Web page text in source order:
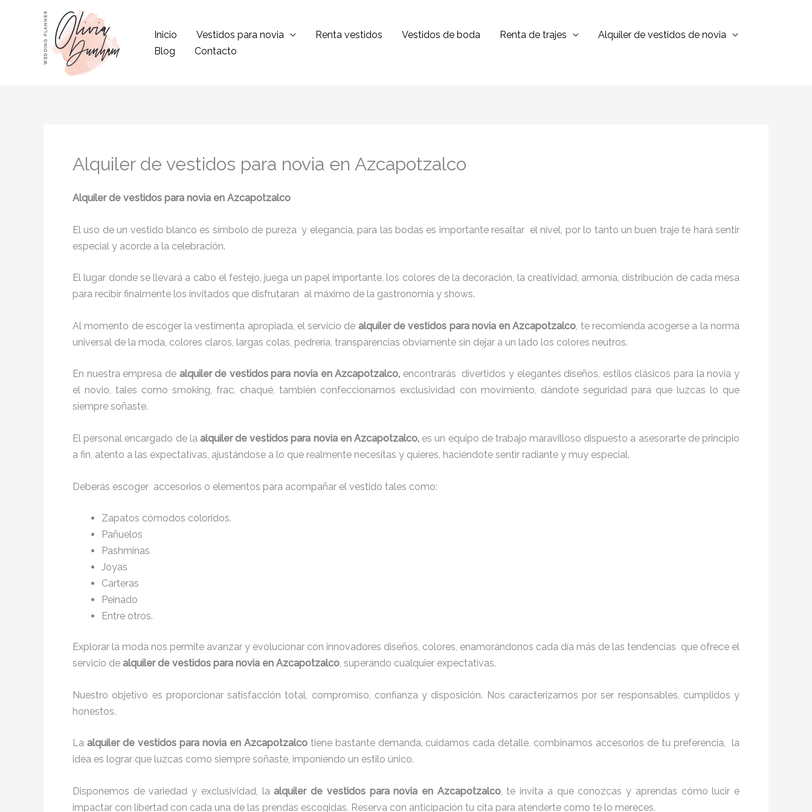
contenido
Inicio Vestidos para novia Renta vestidos Vestidos de boda Renta de trajes
Alquiler de vestidos de novia
Blog
Contacto
Alquiler de vestidos para novia en Azcapotzalco
Alquiler de vestidos para novia en Azcapotzalco
El uso de un vestido blanco es símbolo de pureza y elegancia, para las bodas es importante resaltar el nivel, por lo tanto un buen traje te hará sentir
especial y acorde a la celebración.
El lugar donde se llevará a cabo el festejo, juega un papel importante, los colores de la decoración, la creatividad, armonía, distribución de cada mesa
para recibir finalmente los invitados que disfrutaran al máximo de la gastronomía y shows.
Al momento de escoger la vestimenta apropiada, el servicio de alquiler de vestidos para novia en Azcapotzalco , te recomienda acogerse a la norma
universal de la moda, colores claros, largas colas, pedrería, transparencias obviamente sin dejar a un lado los colores neutros.
En nuestra empresa de alquiler de vestidos para novia en Azcapotzalco, encontrarás divertidos y elegantes diseños, estilos clásicos para la novia y
el novio, tales como smoking, frac, chaqué, también confeccionamos exclusividad con movimiento, dándote seguridad para que luzcas lo que
siempre soñaste.
El personal encargado de la alquiler de vestidos para novia en Azcapotzalco, es un equipo de trabajo maravilloso dispuesto a asesorarte de principio
a fin, atento a las expectativas, ajustándose a lo que realmente necesitas y quieres, haciéndote sentir radiante y muy especial.
Deberás escoger accesorios o elementos para acompañar el vestido tales como:
Zapatos cómodos coloridos.
Pañuelos
Pashminas
Joyas
Carteras
Peinado
Entre otros.
Explorar la moda nos permite avanzar y evolucionar con innovadores diseños, colores, enamorándonos cada día más de las tendencias que ofrece el
servicio de alquiler de vestidos para novia en Azcapotzalco, superando cualquier expectativas.
Nuestro objetivo es proporcionar satisfacción total, compromiso, confianza y disposición. Nos caracterizamos por ser responsables, cumplidos y
honestos.
La alquiler de vestidos para novia en Azcapotzalco tiene bastante demanda, cuidamos cada detalle, combinamos accesorios de tu preferencia, la
idea es lograr que luzcas como siempre soñaste, imponiendo un estilo único.
Disponemos de variedad y exclusividad, laalquiler de vestidos para novia en Azcapotzalco, te invita a que conozcas y aprendas cómo lucir e
impactar con libertad con cada una de las prendas escogidas. Reserva con anticipación tu cita para atenderte como te lo mereces.